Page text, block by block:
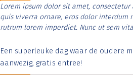
Lorem ipsum dolor sit amet,
quis viverra ornare, eros dolor interdum
rutrum lorem imperdiet. Nunc ut sem
Een superleuke dag waar de oudere
aanwezig, gratis entree!